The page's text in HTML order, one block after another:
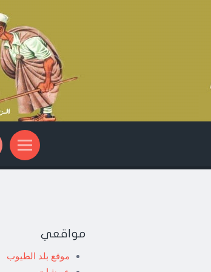
مواقعي
موقع بلد الطيوب